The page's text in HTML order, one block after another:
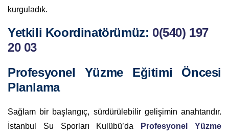
kurguladık.
Yetkili Koordinatörümüz: 0(540) 197
20 03
Profesyonel Yüzme Eğitimi Öncesi
Planlama
Sağlam bir başlangıç, sürdürülebilir gelişimin anahtarıdır.
İstanbul Su Sporları Kulübü’da
Profesyonel Yüzme